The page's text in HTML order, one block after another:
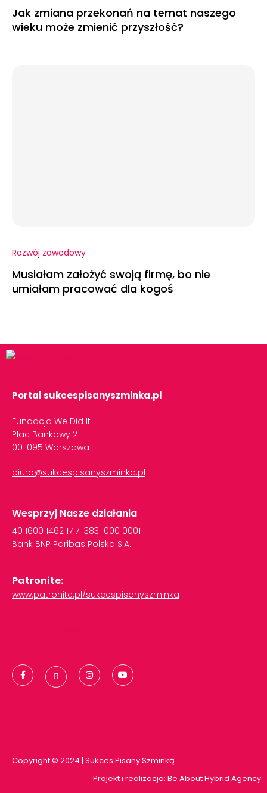
Jak zmiana przekonań na temat naszego
wieku może zmienić przyszłość?
Rozwój zawodowy
Musiałam założyć swoją firmę, bo nie
umiałam pracować dla kogoś
Portal sukcespisanyszminka.pl
Fundacja We Did It
Plac Bankowy 2
00-095 Warszawa
biuro@sukcespisanyszminka.pl
Wesprzyj Nasze działania
40 1600 1462 1717 1383 1000 0001
Bank BNP Paribas Polska S.A.
Patronite:
www.patronite.pl/sukcespisanyszminka
Copyright © 2024 | Sukces Pisany Szminką
Projekt i realizacja: Be About Hybrid Agency